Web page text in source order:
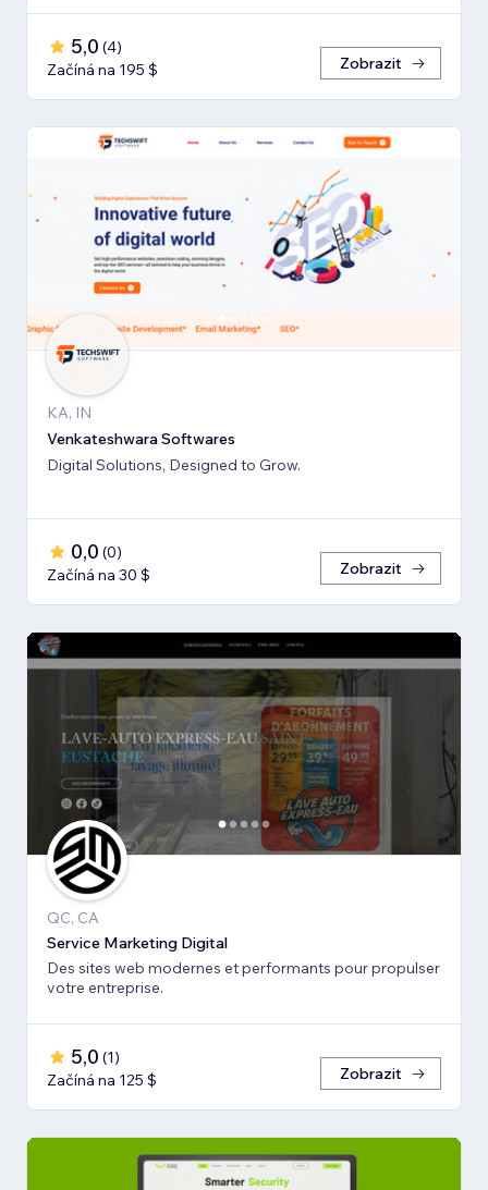
5,0 (4)
Začíná na 195 $
Zobrazit
KA, IN
Venkateshwara Softwares
Digital Solutions, Designed to Grow.
0,0 (0)
Začíná na 30 $
Zobrazit
QC, CA
Service Marketing Digital
Des sites web modernes et performants pour propulser
votre entreprise.
5,0 (1)
Začíná na 125 $
Zobrazit